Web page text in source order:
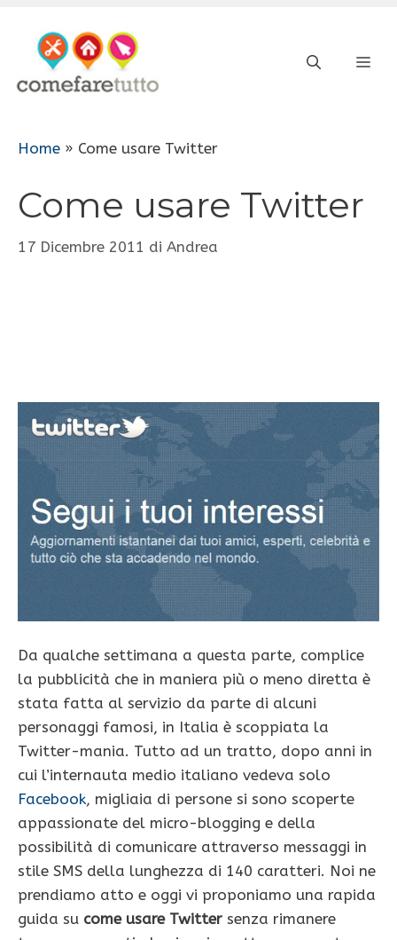
contenuto
Home » Come usare Twitter
Come usare Twitter
17 Dicembre 2011 di Andrea
Da qualche settimana a questa parte, complice
la pubblicità che in maniera più o meno diretta è
stata fatta al servizio da parte di alcuni
personaggi famosi, in Italia è scoppiata la
Twitter-mania. Tutto ad un tratto, dopo anni in
cui l’internauta medio italiano vedeva solo
Facebook, migliaia di persone si sono scoperte
appassionate del micro-blogging e della
possibilità di comunicare attraverso messaggi in
stile SMS della lunghezza di 140 caratteri. Noi ne
prendiamo atto e oggi vi proponiamo una rapida
guida su come usare Twitter senza rimanere